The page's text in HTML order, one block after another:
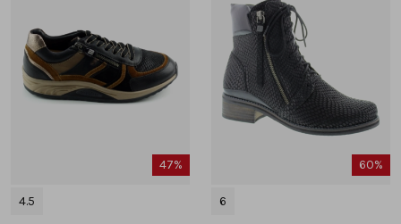
47%
4.5
60%
6